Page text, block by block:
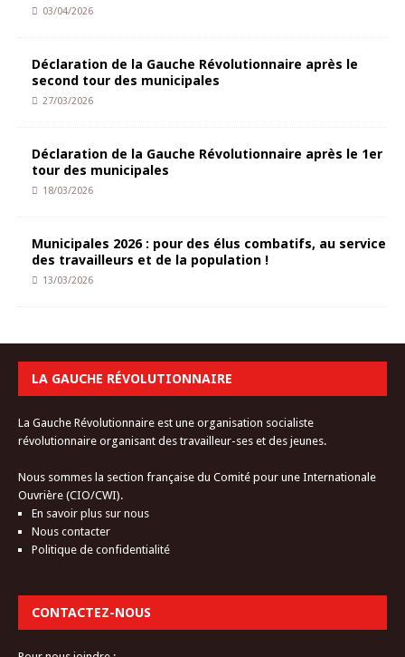
03/04/2026
Déclaration de la Gauche Révolutionnaire après le
second tour des municipales
27/03/2026
Déclaration de la Gauche Révolutionnaire après le 1er
tour des municipales
18/03/2026
Municipales 2026 : pour des élus combatifs, au service
des travailleurs et de la population !
13/03/2026
LA GAUCHE RÉVOLUTIONNAIRE
La Gauche Révolutionnaire est une organisation socialiste
révolutionnaire organisant des travailleur-ses et des jeunes.
Nous sommes la section française du Comité pour une Internationale
Ouvrière (CIO/CWI).
En savoir plus sur nous
Nous contacter
Politique de confidentialité
CONTACTEZ-NOUS